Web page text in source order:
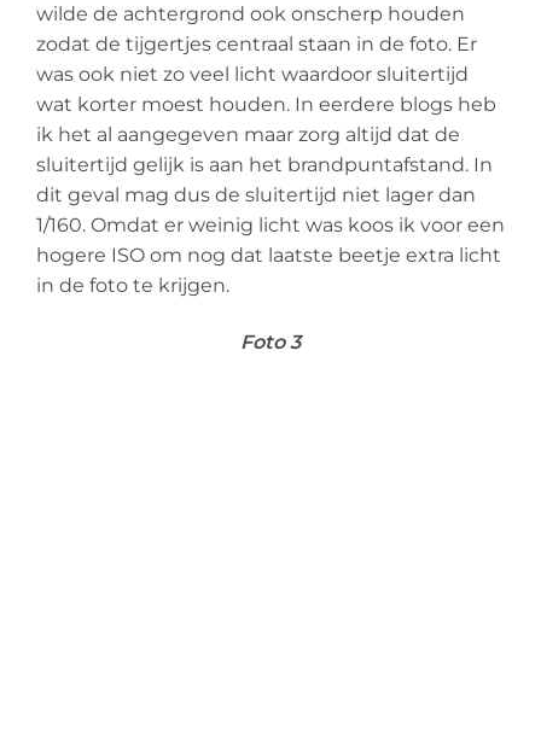
wilde de achtergrond ook onscherp houden
zodat de tijgertjes centraal staan in de foto. Er
was ook niet zo veel licht waardoor sluitertijd
wat korter moest houden. In eerdere blogs heb
ik het al aangegeven maar zorg altijd dat de
sluitertijd gelijk is aan het brandpuntafstand. In
dit geval mag dus de sluitertijd niet lager dan
1/160. Omdat er weinig licht was koos ik voor een
hogere ISO om nog dat laatste beetje extra licht
in de foto te krijgen.
Foto 3